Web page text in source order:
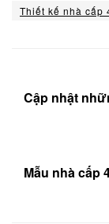
Thiết kế nhà cấp
Cập nhật
Mẫu nhà cấp